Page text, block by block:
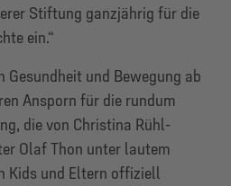
Stiftung ganzjährig für die
ein.“
Gesundheit und Bewegung ab
Ansporn für die rundum
die von Christina Rühl-
Olaf Thon unter lautem
Kids und Eltern offiziell